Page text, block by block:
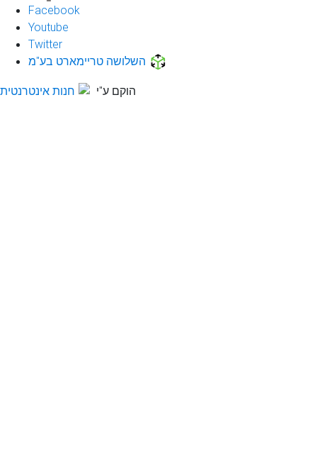
Facebook
Youtube
Twitter
השלושה טריימארט בע"מ
הוקם ע"י חנות אינטרנטית